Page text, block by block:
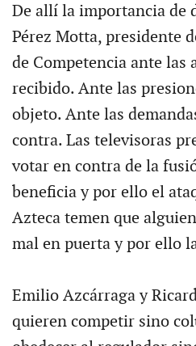
De allí la importancia de
Pérez Motta, presidente
de Competencia ante las
recibido. Ante las
objeto. Ante las
contra. Las televisoras
votar en contra de la
beneficia y por ello el
Azteca temen que
mal en puerta y por ello
Emilio Azcárraga y
quieren competir sino